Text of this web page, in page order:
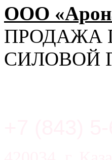
ООО
СИЛОВОЙ